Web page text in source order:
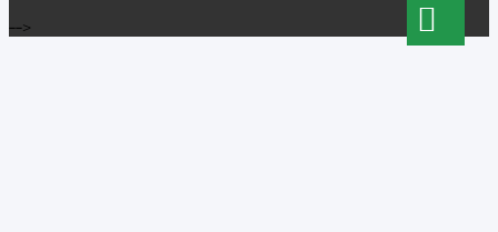
-->